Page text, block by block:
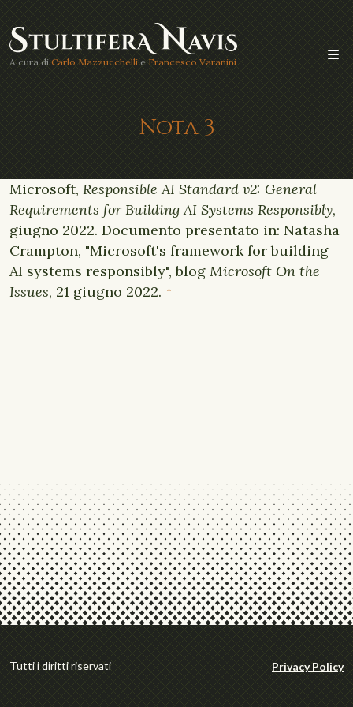
A cura di Carlo Mazzucchelli e Francesco Varanini
Nota 3
Microsoft, Responsible AI Standard v2: General
Requirements for Building AI Systems Responsibly,
giugno 2022. Documento presentato in: Natasha
Crampton, "Microsoft's framework for building
AI systems responsibly", blog Microsoft On the
Issues, 21 giugno 2022. ↑
Tutti i diritti riservati Privacy Policy